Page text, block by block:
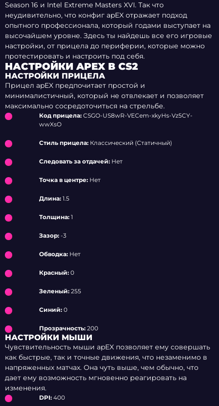
Season 16 и Intel Extreme Masters XVI. Так что
неудивительно, что конфиг apEX отражает подход
опытного профессионала, который годами выступает на
высочайшем уровне. Здесь ты найдешь все его игровые
настройки, от прицела до периферии, которые можно
протестировать и настроить под себя.
НАСТРОЙКИ APEX В CS2
НАСТРОЙКИ ПРИЦЕЛА
Прицел apEX предпочитает простой и
минималистичный, который не отвлекает и позволяет
максимально сосредоточиться на стрельбе.
Код прицела: CSGO-US8wR-VECem-xkyHs-Vz5CY-
wwXsO
Стиль прицела: Классический (Статичный)
Следовать за отдачей: Нет
Точка в центре: Нет
Длина: 1.5
Толщина: 1
Зазор: -3
Обводка: Нет
Красный: 0
Зеленый: 255
Синий: 0
Прозрачность: 200
НАСТРОЙКИ МЫШИ
Чувствительность мыши apEX позволяет ему совершать
как быстрые, так и точные движения, что незаменимо в
напряженных матчах. Она чуть выше, чем обычно, что
дает ему возможность мгновенно реагировать на
изменения.
DPI: 400